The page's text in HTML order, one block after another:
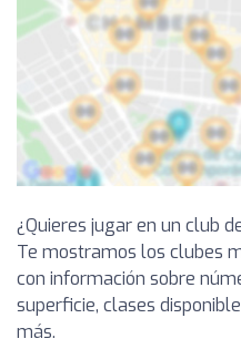
¿Quieres jugar en un club
Te mostramos los clubes
con información sobre
superficie, clases
más.